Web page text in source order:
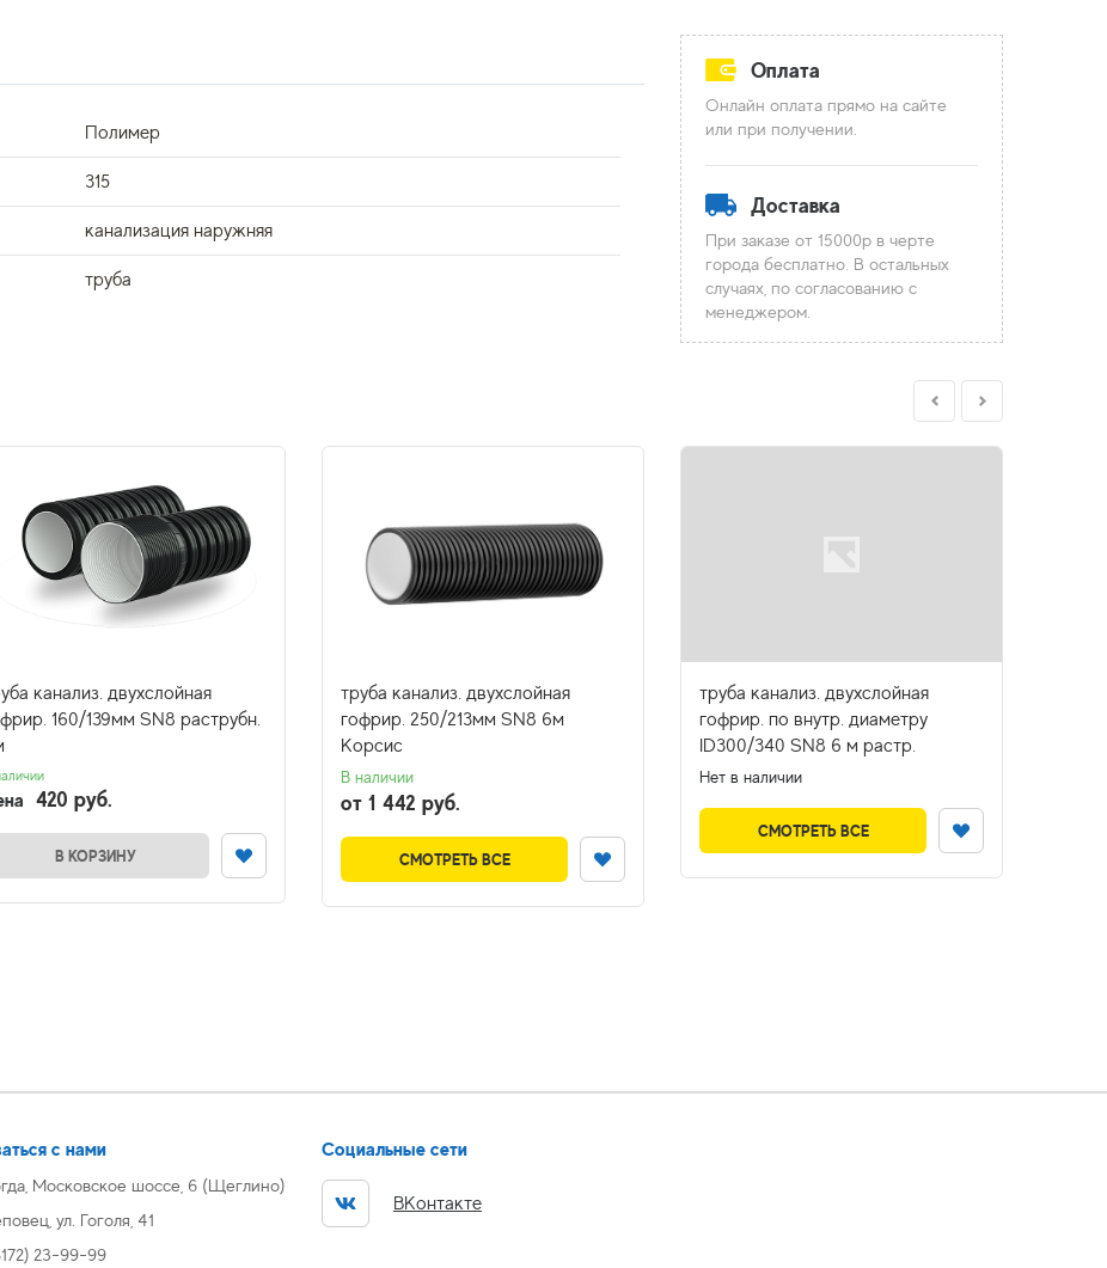
Полимер
315
канализация наружняя
труба
Оплата
Онлайн оплата прямо на сайте
или при получении.
Доставка
При заказе от 15000р в черте
города бесплатно. В остальных
случаях, по согласованию с
менеджером.
канализ. двухслойная
160/139мм SN8 раструбн.
420 руб.
В КОРЗИНУ
труба канализ. двухслойная
гофрир. 250/213мм SN8 6м
Корсис
В наличии
от 1 442 руб.
СМОТРЕТЬ ВСЕ
труба канализ. двухслойная
гофрир. по внутр. диаметру
ID300/340 SN8 6 м растр.
Нет в наличии
СМОТРЕТЬ ВСЕ
с нами
Московское шоссе, 6 (Щеглино)
ул. Гоголя, 41
23-99-99
Социальные сети
ВКонтакте